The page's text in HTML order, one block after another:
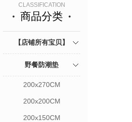
CLASSIFICATION
商品分类
【店铺所有宝贝】
野餐防潮垫
200x270CM
200x200CM
200x150CM